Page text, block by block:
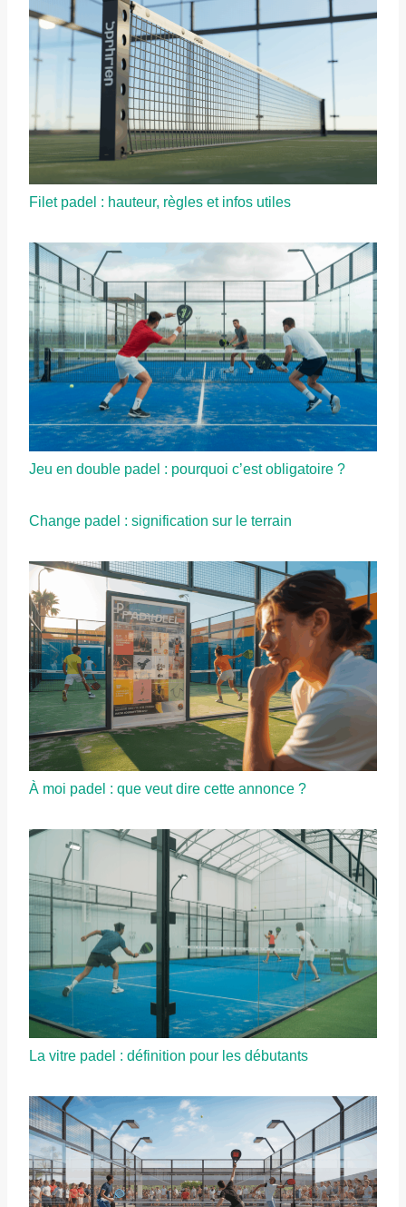
Filet padel : hauteur, règles et infos utiles
Jeu en double padel : pourquoi c’est obligatoire ?
Change padel : signification sur le terrain
À moi padel : que veut dire cette annonce ?
La vitre padel : définition pour les débutants